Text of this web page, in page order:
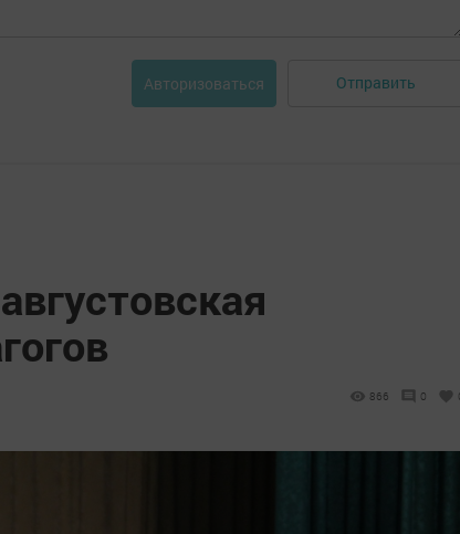
Авторизоваться Отправить
866 0